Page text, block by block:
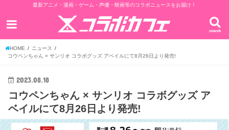
最新アニメ・漫画・ゲーム・声優・映画等のコラボニュースをお届け！
search
HOME
ニュース
コウペンちゃん × サンリオ コラボグッズ アベイルにて8月26日より発売!
2023.08.18
コウペンちゃん × サンリオ コラボグッズ ア
ベイルにて8月26日より発売!